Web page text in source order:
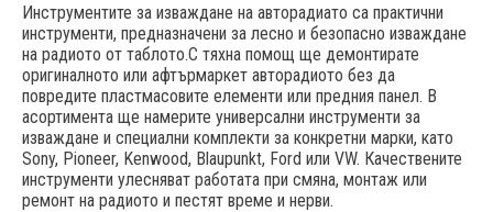
Инструментите за изваждане на авторадиато са практични
инструменти, предназначени за лесно и безопасно изваждане
на радиото от таблото.С тяхна помощ ще демонтирате
оригиналното или афтърмаркет авторадиото без да
повредите пластмасовите елементи или предния панел. В
асортимента ще намерите универсални инструменти за
изваждане и специални комплекти за конкретни марки, като
Sony, Pioneer, Kenwood, Blaupunkt, Ford или VW. Качествените
инструменти улесняват работата при смяна, монтаж или
ремонт на радиото и пестят време и нерви.